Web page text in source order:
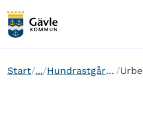
Start ... Hundrastgårdar